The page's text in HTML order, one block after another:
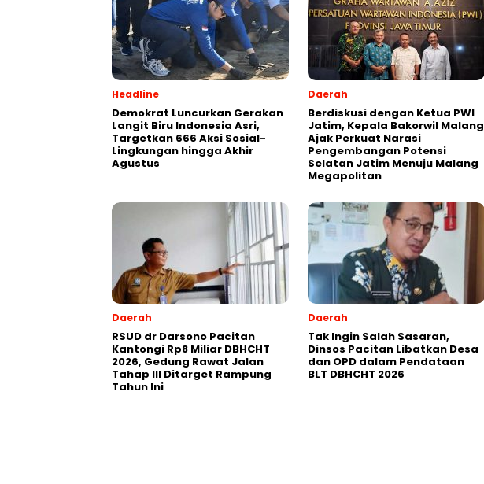
Headline
Demokrat Luncurkan Gerakan
Langit Biru Indonesia Asri,
Targetkan 666 Aksi Sosial-
Lingkungan hingga Akhir
Agustus
Daerah
Berdiskusi dengan Ketua PWI
Jatim, Kepala Bakorwil Malang
Ajak Perkuat Narasi
Pengembangan Potensi
Selatan Jatim Menuju Malang
Megapolitan
Daerah
RSUD dr Darsono Pacitan
Kantongi Rp8 Miliar DBHCHT
2026, Gedung Rawat Jalan
Tahap III Ditarget Rampung
Tahun Ini
Daerah
Tak Ingin Salah Sasaran,
Dinsos Pacitan Libatkan Desa
dan OPD dalam Pendataan
BLT DBHCHT 2026